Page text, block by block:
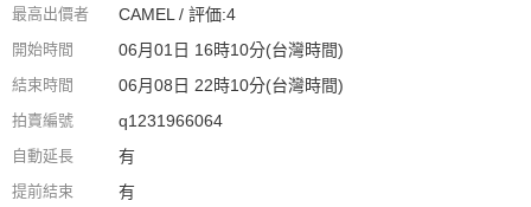
最高出價者 CAMEL / 評価:4
開始時間 06月01日 16時10分(台灣時間)
結束時間 06月08日 22時10分(台灣時間)
拍賣編號 q1231966064
自動延長 有
提前結束 有